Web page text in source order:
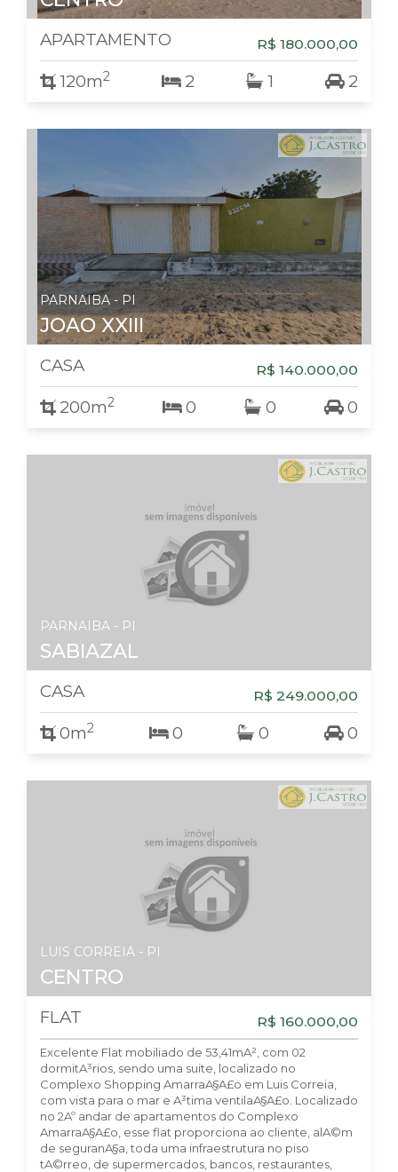
APARTAMENTO R$ 180.000,00
120m2 2 1 2
PARNAIBA - PI
JOAO XXIII
CASA R$ 140.000,00
200m2 0 0 0
PARNAIBA - PI
SABIAZAL
CASA R$ 249.000,00
0m2 0 0 0
LUIS CORREIA - PI
CENTRO
FLAT R$ 160.000,00
Excelente Flat mobiliado de 53,41mA², com 02
dormitA³rios, sendo uma suite, localizado no
Complexo Shopping AmarraA§A£o em Luis Correia,
com vista para o mar e A³tima ventilaA§A£o. Localizado
no 2Aº andar de apartamentos do Complexo
AmarraA§A£o, esse flat proporciona ao cliente, alA©m
de seguranA§a, toda uma infraestrutura no piso
tA©rreo, de supermercados, bancos, restaurantes,